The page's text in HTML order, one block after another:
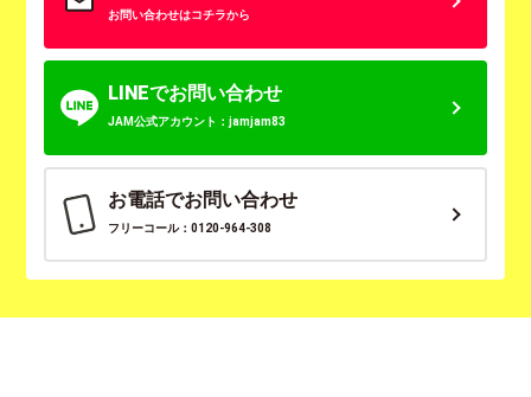
お問い合わせはコチラから
LINEでお問い合わせ
JAM公式アカウント：jamjam83
お電話でお問い合わせ
フリーコール：0120-964-308